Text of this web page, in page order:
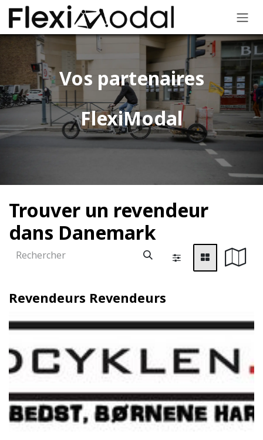
Se rendre au contenu
Vos partenaires
FlexiModal​
Trouver un revendeur
dans Danemark
Revendeurs Revendeurs